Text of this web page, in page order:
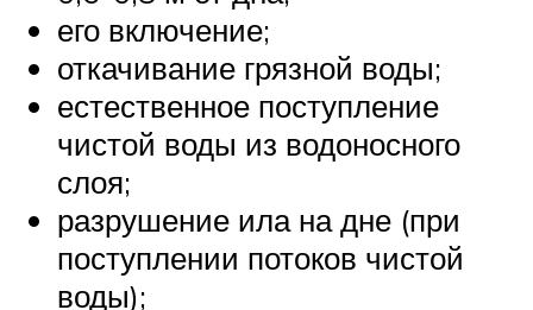
его включение;
откачивание грязной воды;
естественное поступление
чистой воды из водоносного
слоя;
разрушение ила на дне (при
поступлении потоков чистой
воды);